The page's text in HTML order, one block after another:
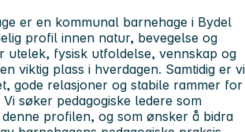
er en kommunal barnehage i Bydel
profil innen natur, bevegelse og
utelek, fysisk utfoldelse, vennskap og
viktig plass i hverdagen. Samtidig er vi
gode relasjoner og stabile rammer for
søker pedagogiske ledere som
denne profilen, og som ønsker å bidra